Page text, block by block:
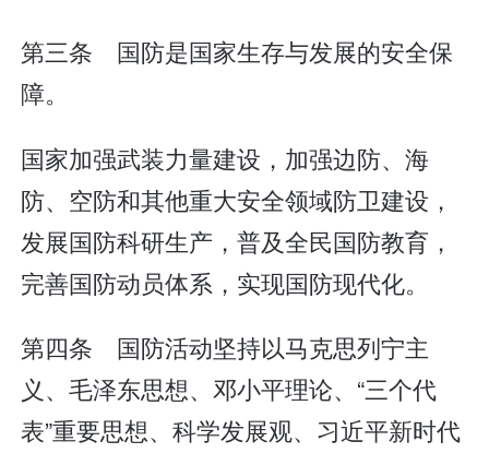
第三条 国防是国家生存与发展的安全保
障。
国家加强武装力量建设，加强边防、海
防、空防和其他重大安全领域防卫建设，
发展国防科研生产，普及全民国防教育，
完善国防动员体系，实现国防现代化。
第四条 国防活动坚持以马克思列宁主
义、毛泽东思想、邓小平理论、“三个代
表”重要思想、科学发展观、习近平新时代